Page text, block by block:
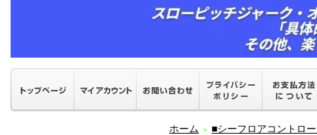
ホーム ＞ ■シーフロアコントロ